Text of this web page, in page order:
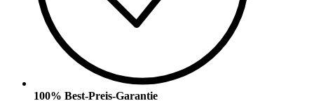
100% Best-Preis-Garantie